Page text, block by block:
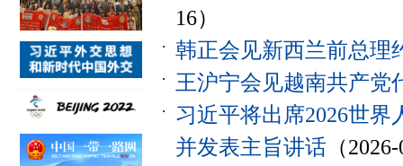
16）
韩正会见新西兰前总理
王沪宁会见越南共产党
习近平将出席2026世
并发表主旨讲话 （